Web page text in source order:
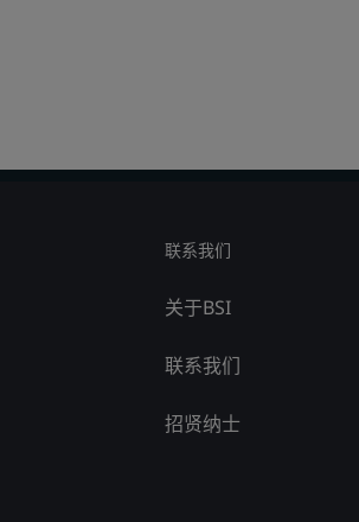
联系我们
关于BSI
联系我们
招贤纳士